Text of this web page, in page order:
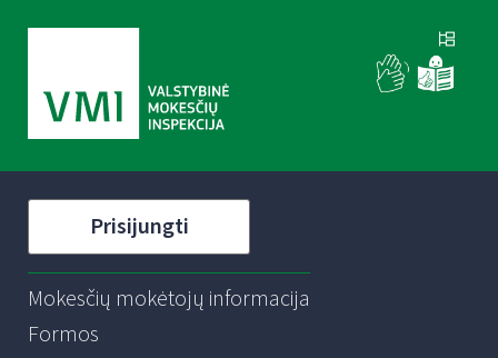
Prisijungti
Mokesčių mokėtojų informacija
Formos